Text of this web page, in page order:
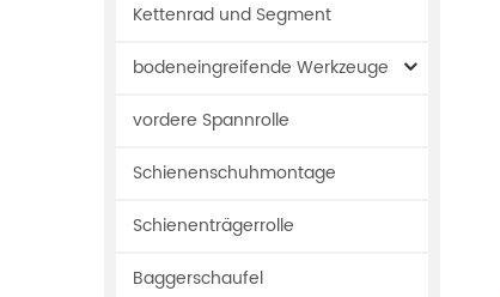
Kettenrad und Segment
bodeneingreifende Werkzeuge
vordere Spannrolle
Schienenschuhmontage
Schienenträgerrolle
Baggerschaufel